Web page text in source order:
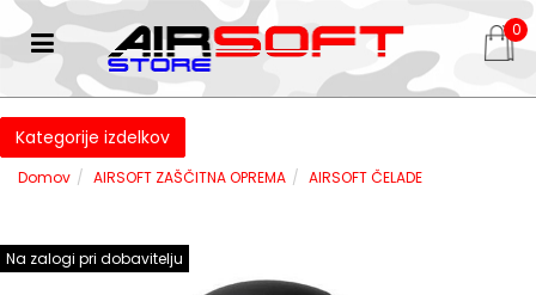
0
Kategorije izdelkov
Domov AIRSOFT ZAŠČITNA OPREMA AIRSOFT ČELADE
Na zalogi pri dobavitelju